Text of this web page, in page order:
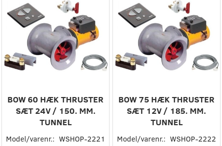
BOW 60 HÆK THRUSTER
SÆT 24V / 150. MM.
TUNNEL
Model/varenr.: WSHOP-2221
BOW 75 HÆK THRUSTER
SÆT 12V / 185. MM.
TUNNEL
Model/varenr.: WSHOP-2222